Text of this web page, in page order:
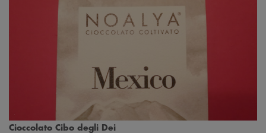
Cioccolato Cibo degli Dei